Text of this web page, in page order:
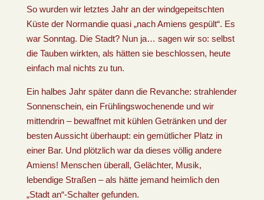
So wurden wir letztes Jahr an der windgepeitschten
Küste der Normandie quasi „nach Amiens gespült“. Es
war Sonntag. Die Stadt? Nun ja… sagen wir so: selbst
die Tauben wirkten, als hätten sie beschlossen, heute
einfach mal nichts zu tun.
Ein halbes Jahr später dann die Revanche: strahlender
Sonnenschein, ein Frühlingswochenende und wir
mittendrin – bewaffnet mit kühlen Getränken und der
besten Aussicht überhaupt: ein gemütlicher Platz in
einer Bar. Und plötzlich war da dieses völlig andere
Amiens! Menschen überall, Gelächter, Musik,
lebendige Straßen – als hätte jemand heimlich den
„Stadt an“-Schalter gefunden.